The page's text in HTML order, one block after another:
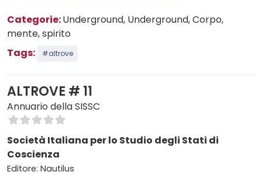
Categorie:Underground, Underground, Corpo,
mente, spirito
Tags:
#altrove
ALTROVE # 11
Annuario della SISSC
Società Italiana per lo Studio degli Stati di
Coscienza
Editore: Nautilus